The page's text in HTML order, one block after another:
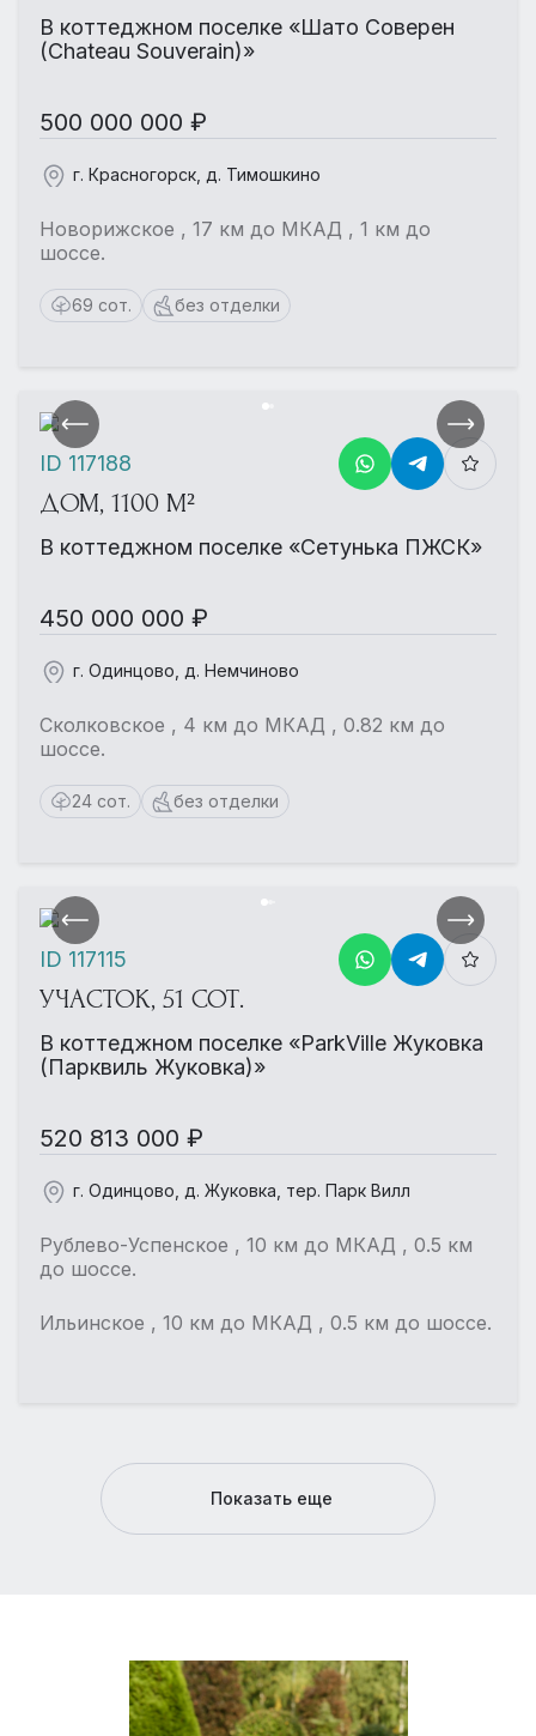
В коттеджном поселке «Шато Соверен
(Chateau Souverain)»
500 000 000 ₽
г. Красногорск, д. Тимошкино
Новорижское , 17 км до МКАД , 1 км до
шоссе.
69 сот. без отделки
ДОМ, 1100 М²
В коттеджном поселке «Сетунька ПЖСК»
450 000 000 ₽
г. Одинцово, д. Немчиново
Сколковское , 4 км до МКАД , 0.82 км до
шоссе.
24 сот. без отделки
ID 117188
УЧАСТОК, 51 СОТ.
В коттеджном поселке «ParkVille Жуковка
(Парквиль Жуковка)»
520 813 000 ₽
г. Одинцово, д. Жуковка, тер. Парк Вилл
Рублево-Успенское , 10 км до МКАД , 0.5 км
до шоссе.
Ильинское , 10 км до МКАД , 0.5 км до шоссе.
ID 117115
Показать еще